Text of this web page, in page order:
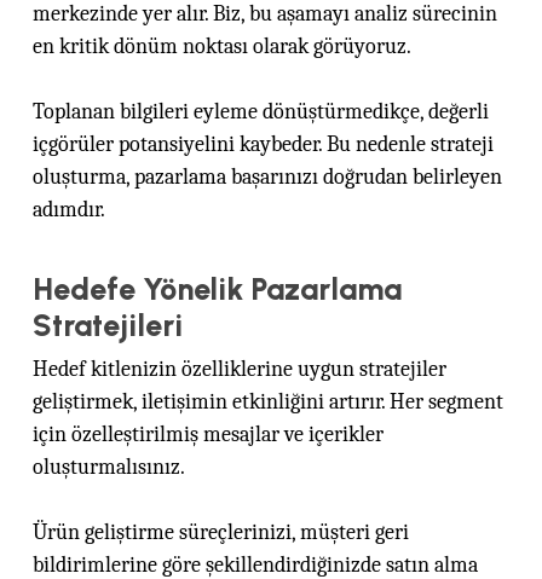
merkezinde yer alır. Biz, bu aşamayı analiz sürecinin
en kritik dönüm noktası olarak görüyoruz.
Toplanan bilgileri eyleme dönüştürmedikçe, değerli
içgörüler potansiyelini kaybeder. Bu nedenle strateji
oluşturma, pazarlama başarınızı doğrudan belirleyen
adımdır.
Hedefe Yönelik Pazarlama
Stratejileri
Hedef kitlenizin özelliklerine uygun stratejiler
geliştirmek, iletişimin etkinliğini artırır. Her segment
için özelleştirilmiş mesajlar ve içerikler
oluşturmalısınız.
Ürün geliştirme süreçlerinizi, müşteri geri
bildirimlerine göre şekillendirdiğinizde satın alma